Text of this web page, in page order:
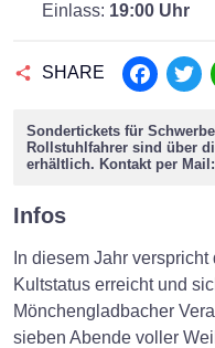
Einlass: 19:00 Uhr
SHARE
Sondertickets für
Rollstuhlfahrer sind über
erhältlich. Kontakt per Mail:
Infos
In diesem Jahr
Kultstatus erreicht und
Mönchengladbacher
sieben Abende voller